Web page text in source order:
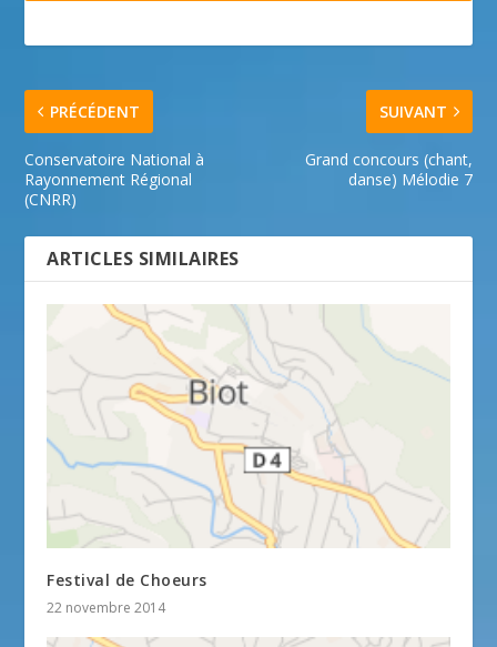
PRÉCÉDENT
Conservatoire National à
Rayonnement Régional
(CNRR)
SUIVANT
Grand concours (chant,
danse) Mélodie 7
ARTICLES SIMILAIRES
Festival de Choeurs
22 novembre 2014